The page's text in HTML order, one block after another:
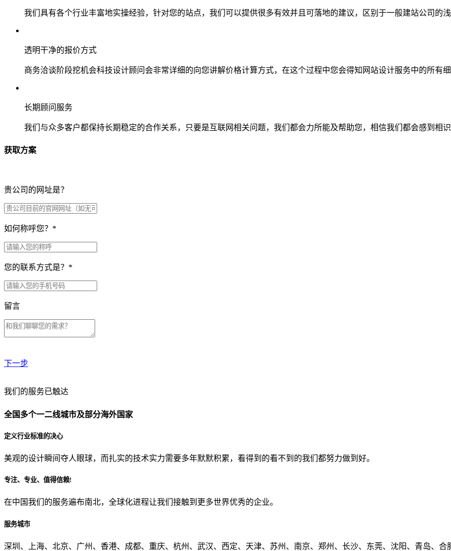
我们具有各个行业丰富地实操经验，针对您的站点，我们可以提供很多有效并且可落地的建议，区别于一般建站公司的
透明干净的报价方式
商务洽谈阶段挖机会科技设计顾问会非常详细的向您讲解价格计算方式，在这个过程中您会得知网站设计服务中的所有
长期顾问服务
我们与众多客户都保持长期稳定的合作关系，只要是互联网相关问题，我们都会力所能及帮助您，相信我们都会感到相
获取方案
贵公司的网址是？
如何称呼您？ *
您的联系方式是？ *
留言
下一步
贵公司预算范围是？
贵公司的团队规模是？
从哪里了解到我们？
我们的服务已触达
全国多个一二线城市及部分海外国家
定义行业标准的决心
美观的设计瞬间夺人眼球，而扎实的技术实力需要多年默默积累，看得到的看不到的我们都努力做到好。
专注、专业、值得信赖!
在中国我们的服务遍布南北，全球化进程让我们接触到更多世界优秀的企业。
服务城市
深圳、上海、北京、广州、香港、成都、重庆、杭州、武汉、西定、天津、苏州、南京、郑州、长沙、东莞、沈阳、青岛、合